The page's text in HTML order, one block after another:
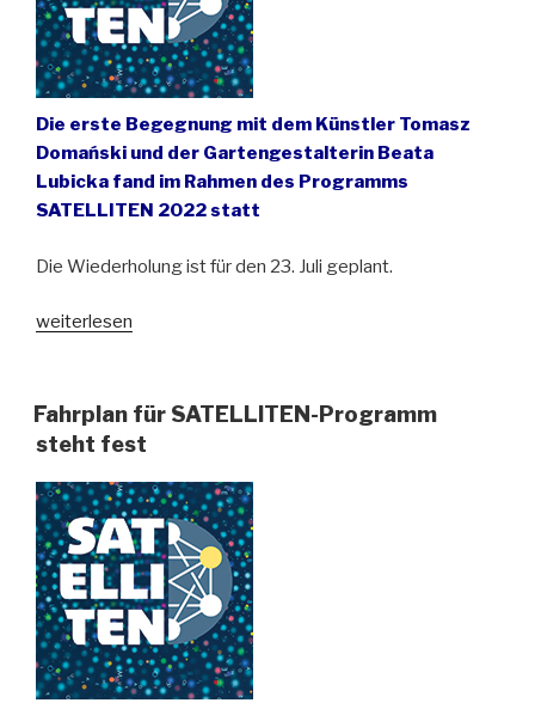
Die erste Begegnung mit dem Künstler Tomasz
Domański und der Gartengestalterin Beata
Lubicka fand im Rahmen des Programms
SATELLITEN 2022 statt
Die Wiederholung ist für den 23. Juli geplant.
„Besuch
bei
Wrocław
weiterlesen
Fahrplan für SATELLITEN-Programm
steht fest